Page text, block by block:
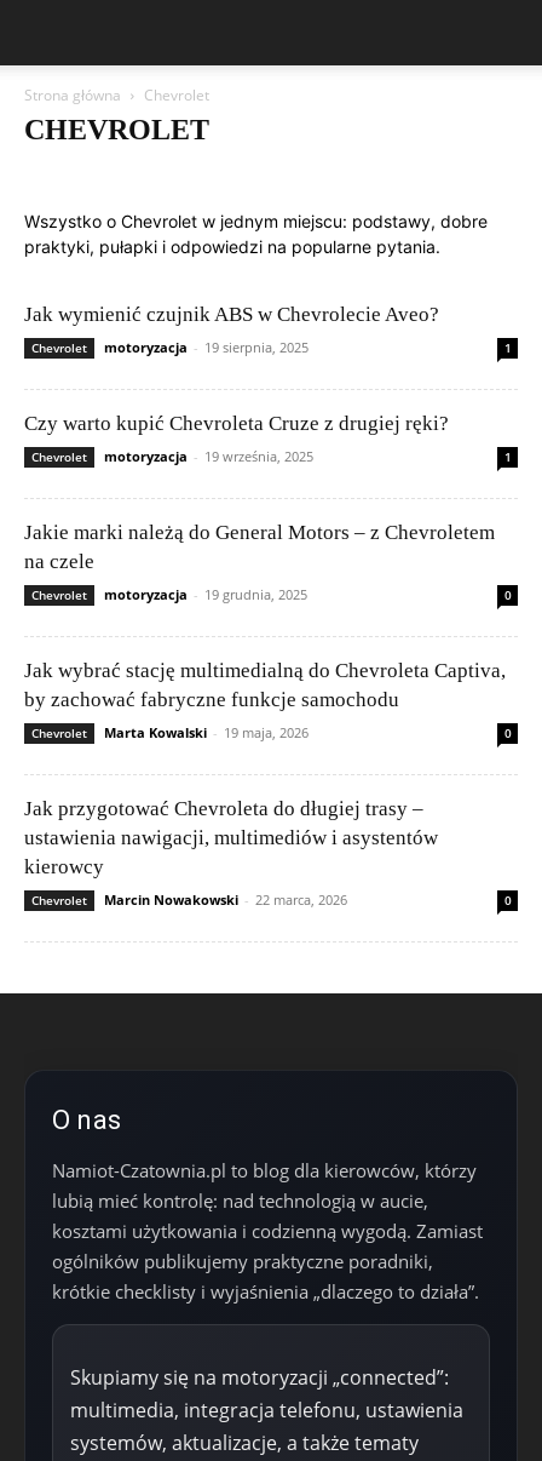
Strona główna Chevrolet
CHEVROLET
Honda
Hyundai Jeep Kia Lamborghini Lexus
Maserati
Mazda
Mercedes-Benz Mitsubishi Nissan
Peugeot
Wszystko o Chevrolet w jednym miejscu: podstawy, dobre
praktyki, pułapki i odpowiedzi na popularne pytania.
Jak wymienić czujnik ABS w Chevrolecie Aveo?
Chevrolet motoryzacja - 19 sierpnia, 2025 1
Czy warto kupić Chevroleta Cruze z drugiej ręki?
Chevrolet motoryzacja - 19 września, 2025 1
Jakie marki należą do General Motors – z Chevroletem
na czele
Chevrolet motoryzacja - 19 grudnia, 2025 0
Jak wybrać stację multimedialną do Chevroleta Captiva,
by zachować fabryczne funkcje samochodu
Chevrolet Marta Kowalski - 19 maja, 2026 0
Jak przygotować Chevroleta do długiej trasy –
ustawienia nawigacji, multimediów i asystentów
kierowcy
Chevrolet Marcin Nowakowski - 22 marca, 2026 0
O nas
Namiot-Czatownia.pl to blog dla kierowców, którzy
lubią mieć kontrolę: nad technologią w aucie,
kosztami użytkowania i codzienną wygodą. Zamiast
ogólników publikujemy praktyczne poradniki,
krótkie checklisty i wyjaśnienia „dlaczego to działa”.
Skupiamy się na motoryzacji „connected”:
multimedia, integracja telefonu, ustawienia
systemów, aktualizacje, a także tematy